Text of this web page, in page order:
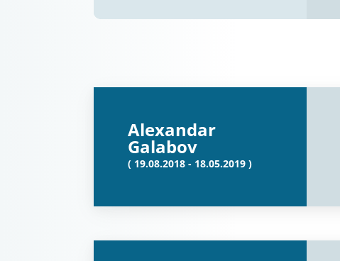
Alexandar
Galabov
( 19.08.2018 - 18.05.2019 )